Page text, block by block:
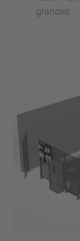
grandes.